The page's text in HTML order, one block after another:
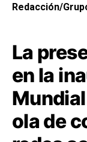
Redacción/
La
en la
ola de